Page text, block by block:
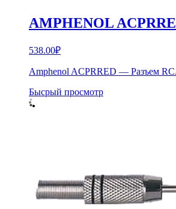
AMPHENOL
538.00₽
Amphenol ACPRRED — Разъем
Бысрый просмотр